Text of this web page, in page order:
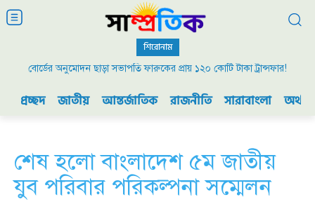
শিরোনাম
বোর্ডের অনুমোদন ছাড়া সভাপতি ফারুকের প্রায় ১২০ কোটি টাকা ট্রান্সফার!
২০০৯ এর বিডিআর বিদ্রোহ এবং ভারতের যুদ্ধ প্রস্তুতি
প্রচ্ছদ জাতীয় আন্তর্জাতিক রাজনীতি সারাবাংলা
শেষ হলো বাংলাদেশ ৫ম জাতীয়
যুব পরিবার পরিকল্পনা সম্মেলন